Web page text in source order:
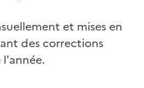
et mises en
des corrections